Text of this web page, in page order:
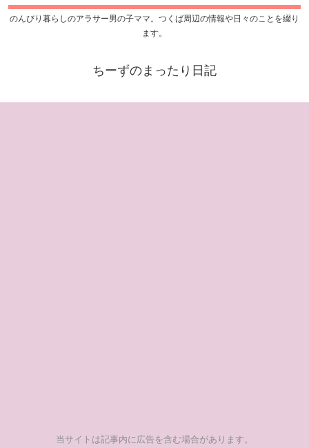
のんびり暮らしのアラサー男の子ママ。つくば周辺の情報や日々のことを綴り
ます。
ちーずのまったり日記
当サイトは記事内に広告を含む場合があります。